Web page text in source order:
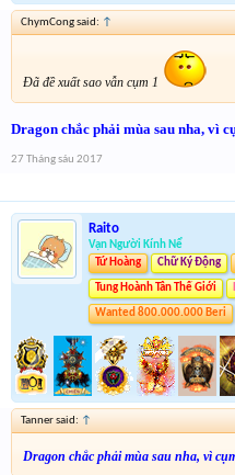
ChymCong said: ↑
Đã đề xuất sao vẫn cụm 1
Dragon chắc phải mùa sau nha, vì
27 Tháng sáu 2017
Raito
Vạn Người Kính Nể
Tứ Hoàng
Chữ Ký Động
Tung Hoành Tân Thế Giới
Wanted 800.000.000 Beri
Tanner said: ↑
Dragon chắc phải mùa sau nha, vì